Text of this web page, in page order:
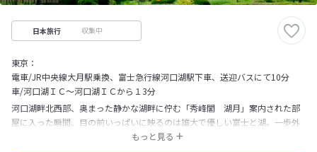
日本旅行 収集中
東京：
電車/JR中央線大月駅乗換、富士急行線河口湖駅下車、送迎バスにて10分
車/河口湖ＩＣ～河口湖ＩＣから１3分
もっと見る
河口湖畔北西部、奥まった静かな湖畔に佇む「秀峰閣 湖月」案内された部
屋に入った瞬間、目の前いっぱいに映るのは雄大で優しい富士と湖。一歩外
に出るとそこはプライベートビーチ。「遊と地」を楽しんだ後は、天然温泉